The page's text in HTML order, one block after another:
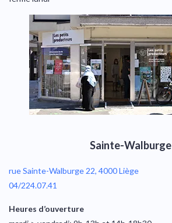
Sainte-Walburge
rue Sainte-Walburge 22, 4000 Liège
04/224.07.41
Heures d’ouverture